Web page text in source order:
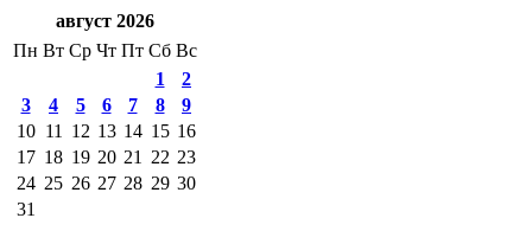
август 2026
Пн Вт Ср Чт Пт Сб Вс
1
2
3
4 5 6 7 8
9
10 11 12 13 14 15 16
17 18 19 20 21 22 23
24 25 26 27 28 29 30
31